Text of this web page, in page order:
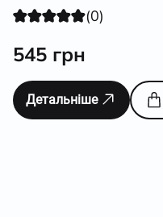
(0)
545 грн
Детальніше